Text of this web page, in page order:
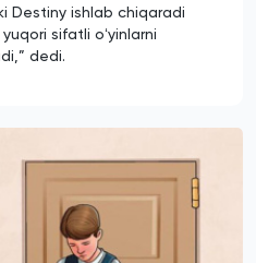
Destiny ishlab chiqaradi
sifatli oʻyinlarni
dedi.